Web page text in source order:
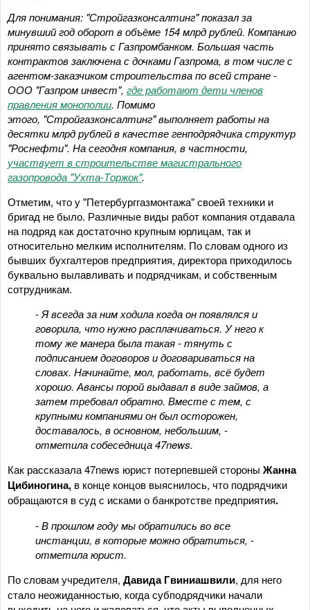
Для понимания: "Стройгазконсалтинг" показал за
минувший год оборот в объёме 154 млрд рублей. Компанию
принято связывать с Газпромбанком. Большая часть
контрактов заключена с дочками Газпрома, в том числе с
агентом-заказчиком строительства по всей стране -
ООО "Газпром инвест", где работают дети членов
правления монополии. Помимо
этого, "Стройгазконсалтинг" выполняет работы на
десятки млрд рублей в качестве генподрядчика структур
"Роснефти". На сегодня компания, в частности,
участвует в строительстве магистрального
газопровода "Ухта-Торжок".
Отметим, что у "Петербурггазмонтажа" своей техники и
бригад не было. Различные виды работ компания отдавала
на подряд как достаточно крупным юрлицам, так и
относительно мелким исполнителям. По словам одного из
бывших бухгалтеров предприятия, директора приходилось
буквально вылавливать и подрядчикам, и собственным
сотрудникам.
- Я всегда за ним ходила когда он появлялся и
говорила, что нужно расплачиваться. У него к
тому же манера была такая - тянуть с
подписанием договоров и договариваться на
словах. Начинайте, мол, работать, всё будет
хорошо. Авансы порой выдавал в виде займов, а
затем требовал обратно. Вместе с тем, с
крупными компаниями он был осторожен,
доставалось, в основном, небольшим, -
отметила собеседница 47news.
Как рассказала 47news юрист потерпевшей стороны Жанна
Цибиногина, в конце концов выяснилось, что подрядчики
обращаются в суд с исками о банкротстве предприятия.
- В прошлом году мы обратились во все
инстанции, в которые можно обратиться, -
отметила юрист.
По словам учредителя, Давида Гвиниашвили, для него
стало неожиданностью, когда субподрядчики начали